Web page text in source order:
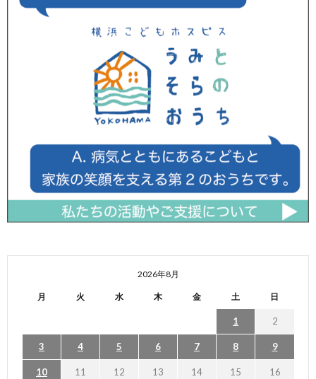
2026年8月
月 火 水 木 金 土 日
1 2
3 4 5 6 7 8 9
10 11 12 13 14 15 16